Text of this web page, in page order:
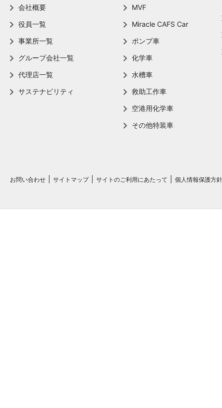
会社概要
役員一覧
事業所一覧
グループ会社一覧
代理店一覧
サステナビリティ
MVF
Miracle CAFS Car
ポンプ車
化学車
水槽車
救助工作車
空港用化学車
その他特装車
お問い合わせ サイトマップ サイトのご利用にあたって 個人情報保護方針